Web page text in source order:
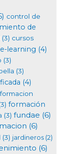
control de
de
(3) cursos
e-learning (4)
(3)
(3)
(4)
formacion
formación
(3) fundae (6)
(6)
(3) jardineros (2)
(6)